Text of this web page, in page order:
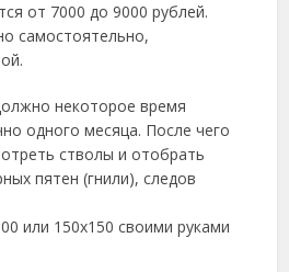
от 7000 до 9000 рублей.
самостоятельно,
некоторое время
одного месяца. После чего
стволы и отобрать
пятен (гнили), следов